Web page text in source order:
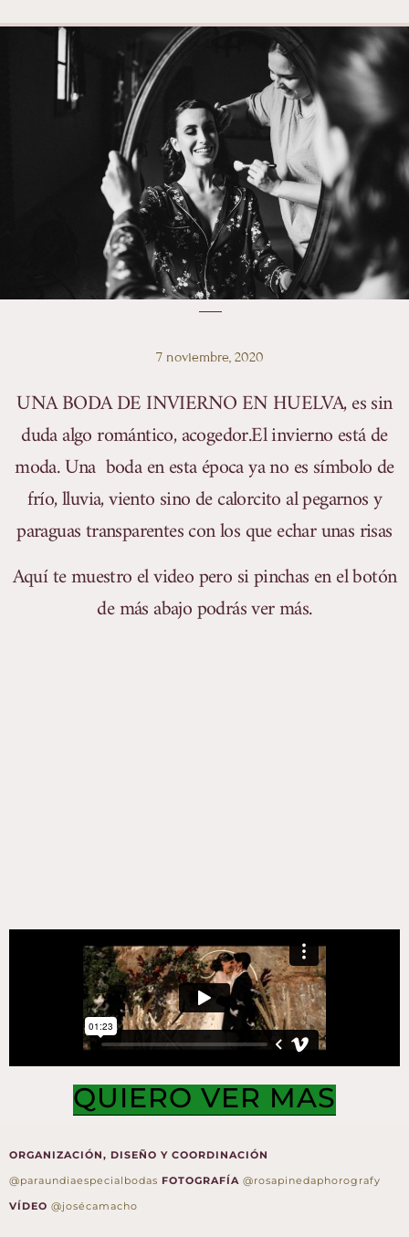
Boda de Invierno en
Huelva
7 noviembre, 2020
UNA BODA DE INVIERNO EN HUELVA, es sin
duda algo romántico, acogedor.El invierno está de
moda. Una boda en esta época ya no es símbolo de
frío, lluvia, viento sino de calorcito al pegarnos y
paraguas transparentes con los que echar unas risas
Aquí te muestro el video pero si pinchas en el botón
de más abajo podrás ver más.
QUIERO VER MAS
ORGANIZACIÓN, DISEÑO Y COORDINACIÓN
@paraundiaespecialbodas FOTOGRAFÍA @rosapinedaphorografy
VÍDEO @josécamacho